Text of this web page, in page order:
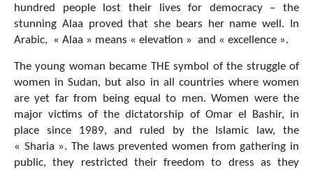
hundred people lost their lives for democracy – the
stunning Alaa proved that she bears her name well. In
Arabic, « Alaa » means « elevation » and « excellence ».
The young woman became THE symbol of the struggle of
women in Sudan, but also in all countries where women
are yet far from being equal to men. Women were the
major victims of the dictatorship of Omar el Bashir, in
place since 1989, and ruled by the Islamic law, the
« Sharia ». The laws prevented women from gathering in
public, they restricted their freedom to dress as they